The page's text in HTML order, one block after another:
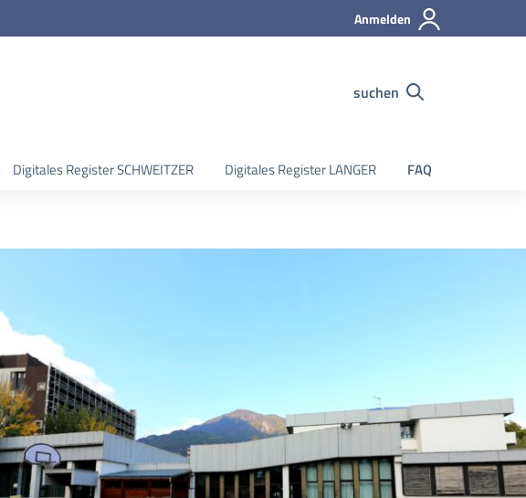
Anmelden
suchen
Digitales Register SCHWEITZER Digitales Register LANGER FAQ